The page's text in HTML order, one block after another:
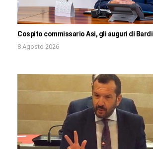
Cospito commissario Asi, gli auguri di Bardi
8 Agosto 2026